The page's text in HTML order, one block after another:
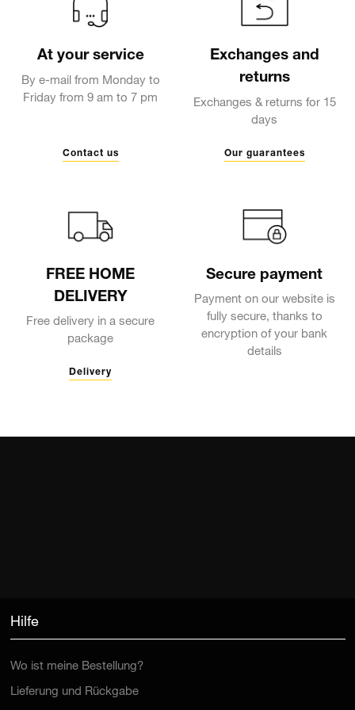
At your service
By e-mail from Monday to
Friday from 9 am to 7 pm
Contact us
Exchanges and
returns
Exchanges & returns for 15
days
Our guarantees
FREE HOME
DELIVERY
Free delivery in a secure
package
Delivery
Secure payment
Payment on our website is
fully secure, thanks to
encryption of your bank
details
Hilfe
Wo ist meine Bestellung?
Lieferung und Rückgabe